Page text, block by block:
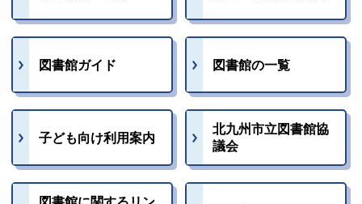
図書館ガイド 図書館の一覧
子ども向け利用案内
北九州市立図書館協
議会